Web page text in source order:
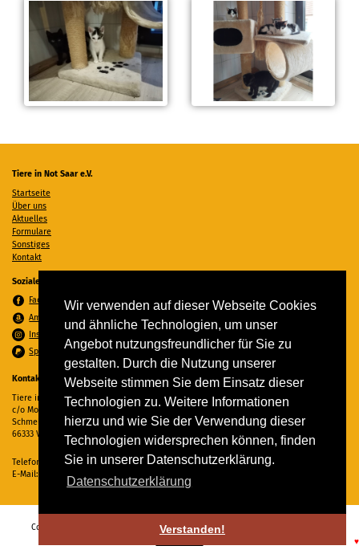
Wir verwenden auf dieser Webseite Cookies
und ähnliche Technologien, um unser
Angebot nutzungsfreundlicher für Sie zu
gestalten. Durch die Nutzung unserer
Webseite stimmen Sie dem Einsatz dieser
Technologien zu. Weitere Informationen
hierzu und wie Sie der Verwendung dieser
Technologien widersprechen können, finden
Sie in unserer Datenschutzerklärung.
Datenschutzerklärung
Verstanden!
Tiere in Not Saar e.V.
Startseite
Über uns
Aktuelles
Formulare
Sonstiges
Kontakt
Soziale Medien
Facebook
Amazon Wunschzettel
Instagram
Spenden per PayPal
Kontakt
Tiere in Not Saar e.V.
c/o Monika Ewen
Schmelzer Straße 22
66333 Völklingen
Telefon:
06898 294862
E-Mail:
info@tiere-in-not-saar.de
Copyright © 2026 Tiere in Not Saar e.V. Alle Rechte vorbehalten. -
♥